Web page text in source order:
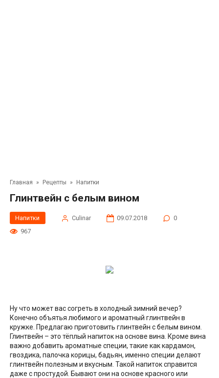
Главная » Рецепты » Напитки
Глинтвейн с белым вином
Напитки Сulinar 09.07.2018
0
967
Ну что может вас согреть в холодный зимний вечер?
Конечно объятья любимого и ароматный глинтвейн в
кружке. Предлагаю приготовить глинтвейн с белым вином.
Глинтвейн – это тёплый напиток на основе вина. Кроме вина
важно добавить ароматные специи, такие как кардамон,
гвоздика, палочка корицы, бадьян, именно специи делают
глинтвейн полезным и вкусным. Такой напиток справится
даже с простудой. Бывают они на основе красного или